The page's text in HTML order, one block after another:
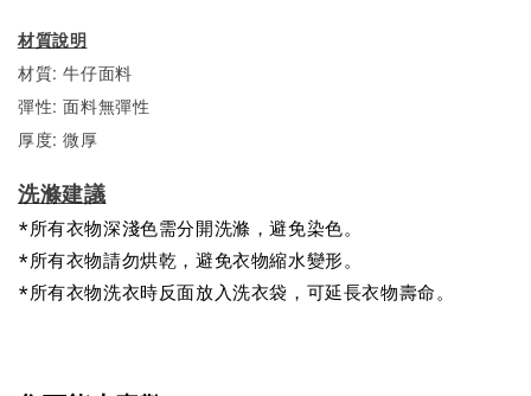
材質說明
材質: 牛仔面料
彈性: 面料無彈性
厚度: 微厚
洗滌建議
*所有衣物深淺色需分開洗滌，避免染色。
*所有衣物請勿烘乾，避免衣物縮水變形。
*所有衣物洗衣時反面放入洗衣袋，可延長衣物壽命。